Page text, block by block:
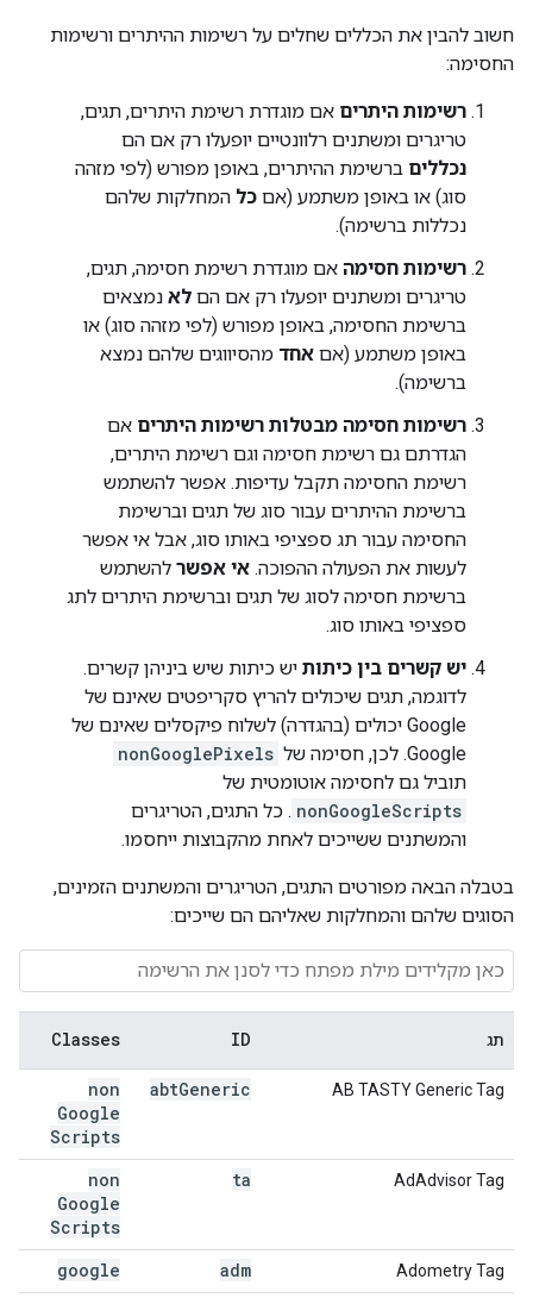
חשוב להבין את הכללים שחלים על רשימות ההיתרים ורשימות
החסימה:
רשימות היתרים אם מוגדרת רשימת היתרים, תגים,
טריגרים ומשתנים רלוונטיים יופעלו רק אם הם
נכללים ברשימת ההיתרים, באופן מפורש (לפי מזהה
סוג) או באופן משתמע (אם כל המחלקות שלהם
נכללות ברשימה).
רשימות חסימה אם מוגדרת רשימת חסימה, תגים,
טריגרים ומשתנים יופעלו רק אם הם לא נמצאים
ברשימת החסימה, באופן מפורש (לפי מזהה סוג) או
באופן משתמע (אם אחד מהסיווגים שלהם נמצא
ברשימה).
רשימות חסימה מבטלות רשימות היתרים אם
הגדרתם גם רשימת חסימה וגם רשימת היתרים,
רשימת החסימה תקבל עדיפות. אפשר להשתמש
ברשימת ההיתרים עבור סוג של תגים וברשימת
החסימה עבור תג ספציפי באותו סוג, אבל אי אפשר
לעשות את הפעולה ההפוכה. אי אפשר להשתמש
ברשימת חסימה לסוג של תגים וברשימת היתרים לתג
ספציפי באותו סוג.
יש קשרים בין כיתות יש כיתות שיש ביניהן קשרים.
לדוגמה, תגים שיכולים להריץ סקריפטים שאינם של
Google יכולים (בהגדרה) לשלוח פיקסלים שאינם של
Google. לכן, חסימה של
nonGooglePixels
תוביל גם לחסימה אוטומטית של
nonGoogleScripts . כל התגים, הטריגרים
והמשתנים ששייכים לאחת מהקבוצות ייחסמו.
בטבלה הבאה מפורטים התגים, הטריגרים והמשתנים הזמינים,
הסוגים שלהם והמחלקות שאליהם הם שייכים:
תג ID
Classes
AB TASTY Generic Tag
abtGeneric
non
Google
Scripts
AdAdvisor Tag
ta
non
Google
Scripts
Adometry Tag
adm
google